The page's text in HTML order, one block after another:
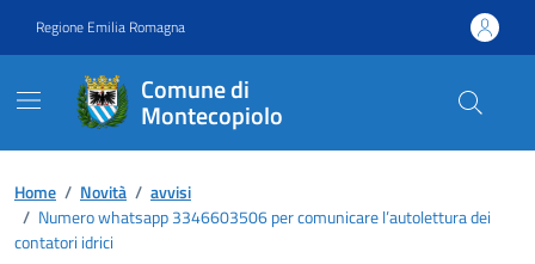
Regione Emilia Romagna
Comune di
Montecopiolo
Contenuti in evidenza
Home / Novità / avvisi
/ Numero whatsapp 3346603506 per comunicare l’autolettura dei
contatori idrici